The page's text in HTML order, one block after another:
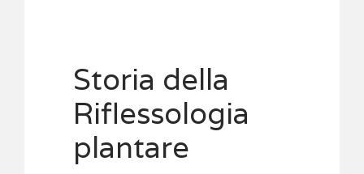
Storia della
Riflessologia
plantare